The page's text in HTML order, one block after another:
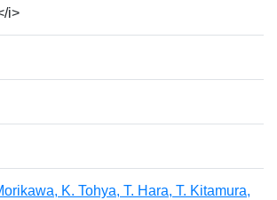
i>
K. Tohya, T. Hara, T. Kitamura,